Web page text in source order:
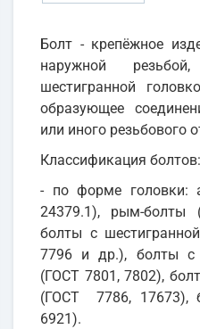
Болт - крепёжное
наружной
шестигранной
образующее
или иного резьбового
Классификация болтов:
- по форме головки:
24379.1), рым-болты
болты с
7796 и др.), болты с
(ГОСТ 7801, 7802),
(ГОСТ 7786, 17673),
6921).